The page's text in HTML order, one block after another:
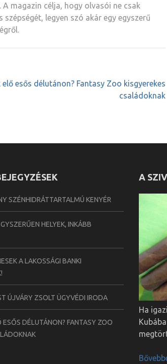
magazin célja, hogy olvasói ne csak
legyen szó akár egy egyszerű
esős délutánon? Fantasy Zoo kisgyerekes
családoknak
SZÉNHIDRÁTTARTALMÚ KENYÉR
HELYEK, INKÁBB
A LAKOSSÁGI BANKI
ÚJVÁRY ZSOLT ÜGYVÉDI IRODA
ESŐS DÉLUTÁNON? FANTASY ZOO
A
Ha